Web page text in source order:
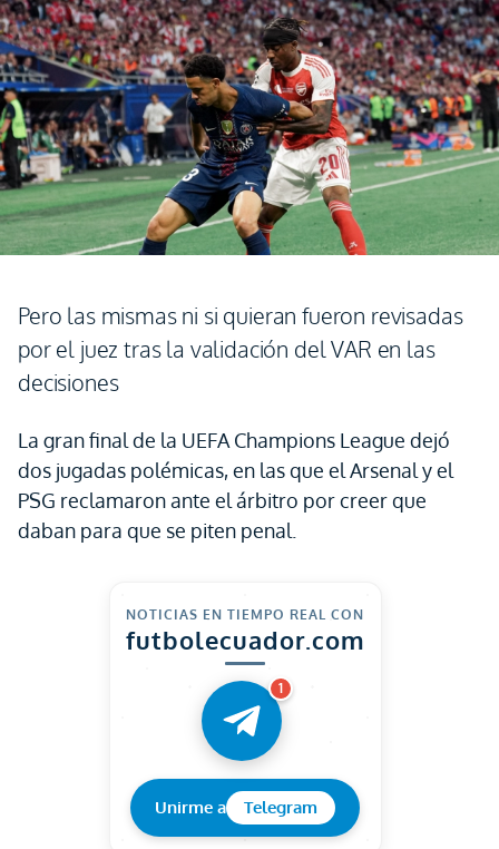
Pero las mismas ni si quieran fueron revisadas
por el juez tras la validación del VAR en las
decisiones
La gran final de la UEFA Champions League dejó
dos jugadas polémicas, en las que el Arsenal y el
PSG reclamaron ante el árbitro por creer que
daban para que se piten penal.
NOTICIAS EN TIEMPO REAL CON
futbolecuador.com
1
Unirme a Telegram